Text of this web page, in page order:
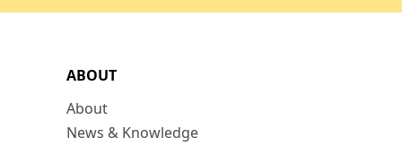
ABOUT
About
News & Knowledge